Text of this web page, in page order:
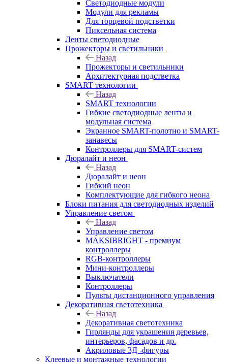
Светодиодные модули
Модули для рекламы
Для торцевой подстветки
Пиксельная система
Ленты светодиодные
Прожекторы и светильники
Назад
Прожекторы и светильники
Архитектурная подстветка
SMART технологии
Назад
SMART технологии
Гибкие светодиодные ленты и
модульная система
Экранное SMART-полотно и SMART-
занавесы
Контроллеры для SMART-систем
Дюралайт и неон
Назад
Дюралайт и неон
Гибкий неон
Комплектующие для гибкого неона
Блоки питания для светодиодных изделий
Управление светом
Назад
Управление светом
MAKSIBRIGHT - премиум
контроллеры
RGB-контроллеры
Мини-контроллеры
Выключатели
Контроллеры
Пульты дистанционного управления
Декоративная светотехника
Назад
Декоративная светотехника
Гирлянды для украшения деревьев,
интерьеров, фасадов и др.
Акриловые 3Д -фигуры
Клеевые и монтажные технологии